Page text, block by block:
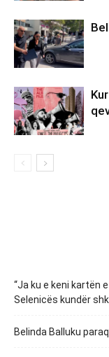
“Ja ku e keni kartën
Selenicës kundër
Belinda Balluku